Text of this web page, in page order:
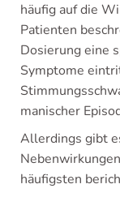
häufig auf die
Patienten
Dosierung eine
Symptome
manischer
Allerdings gibt
häufigsten